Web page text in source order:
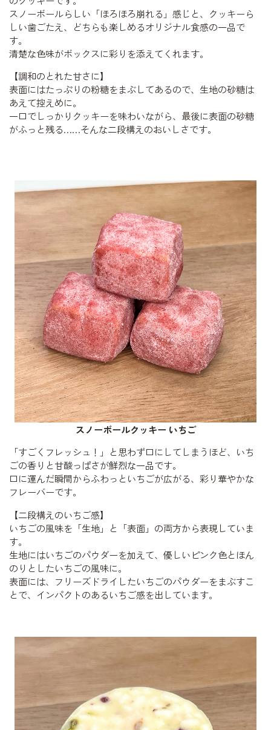
スノーボールらしい「ほろほろ崩れる」感じと、クッキーら
しい歯ごたえ、どちらも楽しめるオリジナル食感の一品で
す。
清楚な色味がボックスに彩りを添えてくれます。
【調和のとれた甘さに】
表面にはたっぷりの粉糖をまぶしてあるので、生地の砂糖は
あえて控えめに。
一口でしっかりクッキーを味わいながら、最後に表面の砂糖
がふっと残る……そんな二段構えのおいしさです。
スノーボールクッキー いちご
「すごくフレッシュ！」と思わず口にしてしまうほど、いち
ごの香りと甘酸っぱさが鮮烈な一品です。
口に運んだ瞬間からふわっといちごが広がる、彩り華やかな
フレーバーです。
【二段構えのいちご感】
いちごの風味を「生地」と「表面」の両方から表現していま
す。
生地にはいちごのパウダーを加えて、優しいピンク色とほん
のりとしたいちごの風味に。
表面には、フリーズドライしたいちごのパウダーをまぶすこ
とで、インパクトのあるいちご感を出しています。